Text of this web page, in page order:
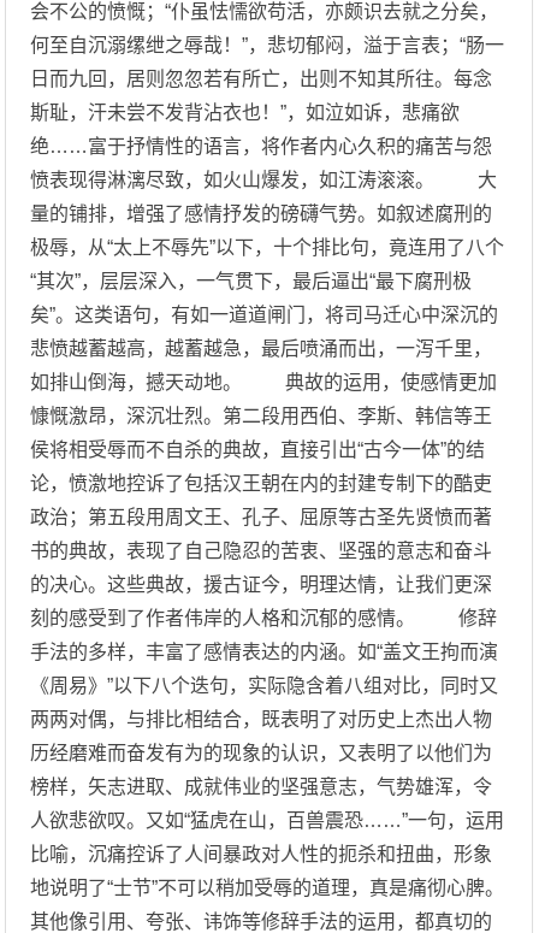
会不公的愤慨；“仆虽怯懦欲苟活，亦颇识去就之分矣，
何至自沉溺缧绁之辱哉！”，悲切郁闷，溢于言表；“肠一
日而九回，居则忽忽若有所亡，出则不知其所往。每念
斯耻，汗未尝不发背沾衣也！”，如泣如诉，悲痛欲
绝……富于抒情性的语言，将作者内心久积的痛苦与怨
愤表现得淋漓尽致，如火山爆发，如江涛滚滚。 大
量的铺排，增强了感情抒发的磅礴气势。如叙述腐刑的
极辱，从“太上不辱先”以下，十个排比句，竟连用了八个
“其次”，层层深入，一气贯下，最后逼出“最下腐刑极
矣”。这类语句，有如一道道闸门，将司马迁心中深沉的
悲愤越蓄越高，越蓄越急，最后喷涌而出，一泻千里，
如排山倒海，撼天动地。 典故的运用，使感情更加
慷慨激昂，深沉壮烈。第二段用西伯、李斯、韩信等王
侯将相受辱而不自杀的典故，直接引出“古今一体”的结
论，愤激地控诉了包括汉王朝在内的封建专制下的酷吏
政治；第五段用周文王、孔子、屈原等古圣先贤愤而著
书的典故，表现了自己隐忍的苦衷、坚强的意志和奋斗
的决心。这些典故，援古证今，明理达情，让我们更深
刻的感受到了作者伟岸的人格和沉郁的感情。 修辞
手法的多样，丰富了感情表达的内涵。如“盖文王拘而演
《周易》”以下八个迭句，实际隐含着八组对比，同时又
两两对偶，与排比相结合，既表明了对历史上杰出人物
历经磨难而奋发有为的现象的认识，又表明了以他们为
榜样，矢志进取、成就伟业的坚强意志，气势雄浑，令
人欲悲欲叹。又如“猛虎在山，百兽震恐……”一句，运用
比喻，沉痛控诉了人间暴政对人性的扼杀和扭曲，形象
地说明了“士节”不可以稍加受辱的道理，真是痛彻心脾。
其他像引用、夸张、讳饰等修辞手法的运用，都真切的